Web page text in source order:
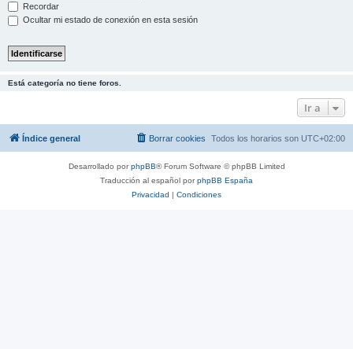
Recordar
Ocultar mi estado de conexión en esta sesión
Está categoría no tiene foros.
Ir a
Índice general Todos los horarios son UTC+02:00
Borrar cookies
Desarrollado porphpBB® Forum Software © phpBB Limited
Traducción al español porphpBB España
Privacidad | Condiciones